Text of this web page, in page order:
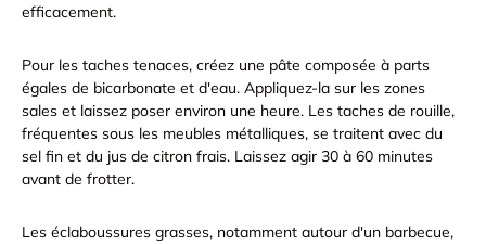
efficacement.
Pour les taches tenaces, créez une pâte composée à parts
égales de bicarbonate et d'eau. Appliquez-la sur les zones
sales et laissez poser environ une heure. Les taches de rouille,
fréquentes sous les meubles métalliques, se traitent avec du
sel fin et du jus de citron frais. Laissez agir 30 à 60 minutes
avant de frotter.
Les éclaboussures grasses, notamment autour d'un barbecue,